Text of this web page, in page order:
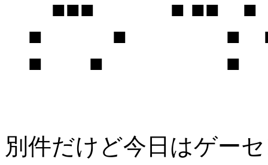
■■■ ■ ■■ ■
■ ■ ■
■ ■ ■
別件だけど今日はゲー